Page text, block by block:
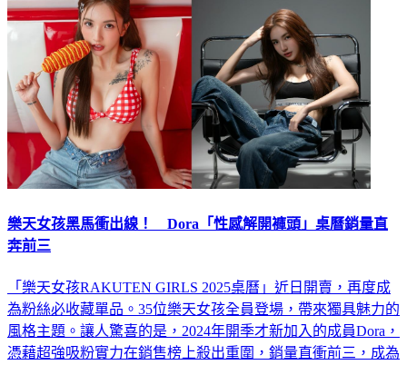
樂天女孩黑馬衝出線！ Dora「性感解開褲頭」桌曆銷量直
「樂天女孩RAKUTEN GIRLS 2025桌曆」近日開賣，再度成
為粉絲必收藏單品。35位樂天女孩全員登場，帶來獨具魅力的
風格主題。讓人驚喜的是，2024年開季才新加入的成員Dora，